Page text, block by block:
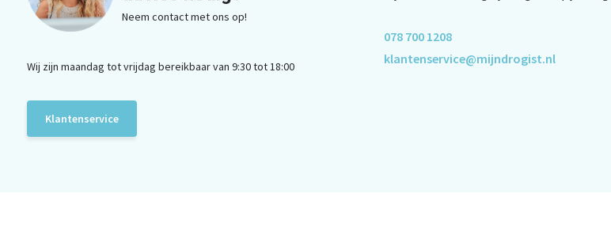
Neem contact met ons op!
Wij zijn maandag tot vrijdag bereikbaar van 9:30 tot 18:00
Klantenservice
078 700 1208
klantenservice@mijndrogist.nl